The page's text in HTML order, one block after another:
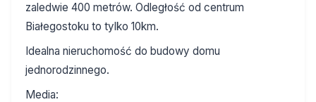
zaledwie 400 metrów. Odległość od centrum
Białegostoku to tylko 10km.
Idealna nieruchomość do budowy domu
jednorodzinnego.
Media: